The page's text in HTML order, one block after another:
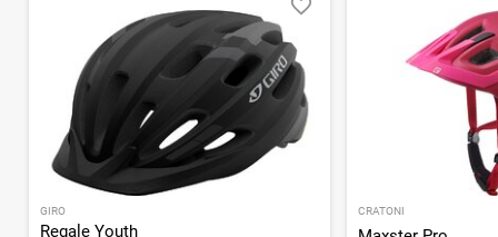
GIRO
Regale Youth
CRATONI